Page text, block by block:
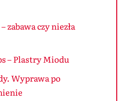
zabawa czy niezła
– Plastry Miodu
Wyprawa po